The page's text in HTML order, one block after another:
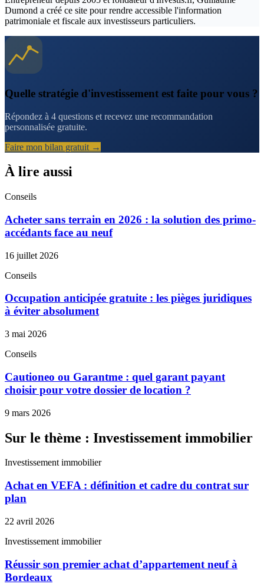
Dumond a créé ce site pour rendre accessible l'information
patrimoniale et fiscale aux investisseurs particuliers.
Quelle stratégie d'investissement est faite pour vous ?
Répondez à 4 questions et recevez une recommandation
personnalisée gratuite.
Faire mon bilan gratuit →
À lire aussi
Conseils
Acheter sans terrain en 2026 : la solution des primo-
accédants face au neuf
16 juillet 2026
Conseils
Occupation anticipée gratuite : les pièges juridiques
à éviter absolument
3 mai 2026
Conseils
Cautioneo ou Garantme : quel garant payant
choisir pour votre dossier de location ?
9 mars 2026
Sur le thème : Investissement immobilier
Investissement immobilier
Achat en VEFA : définition et cadre du contrat sur
plan
22 avril 2026
Investissement immobilier
Réussir son premier achat d’appartement neuf à
Bordeaux